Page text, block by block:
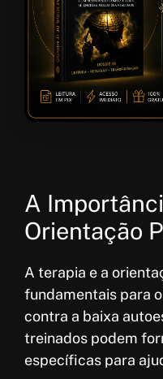
A
Orientação
A terapia e a
fundamentais para
contra a baixa
treinados podem
específicas para